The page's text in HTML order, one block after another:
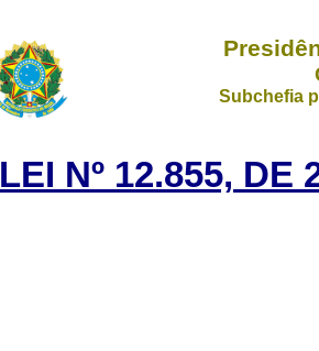
Subchefia
LEI Nº 12.855, DE